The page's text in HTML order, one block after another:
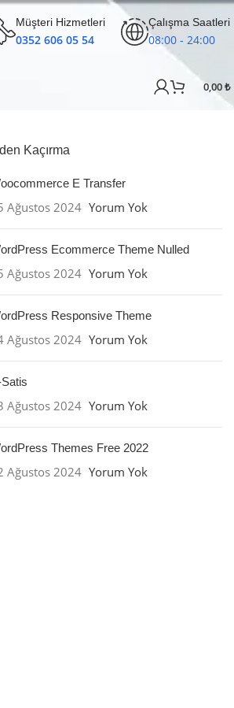
Müşteri Hizmetleri
0352 606 05 54
Çalışma Saatleri
08:00 - 24:00
0,00₺
Kaçırma
E Transfer
Ağustos 2024 Yorum Yok
Ecommerce Theme Nulled
Ağustos 2024 Yorum Yok
Responsive Theme
Ağustos 2024 Yorum Yok
Ağustos 2024 Yorum Yok
Themes Free 2022
Ağustos 2024 Yorum Yok